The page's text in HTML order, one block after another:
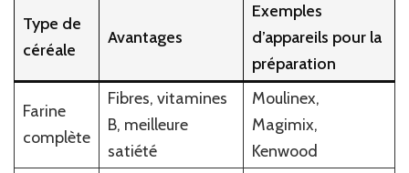
Type de
céréale
Avantages
Exemples
d’appareils pour la
préparation
Farine
complète
Fibres, vitamines
B, meilleure
satiété
Moulinex,
Magimix,
Kenwood